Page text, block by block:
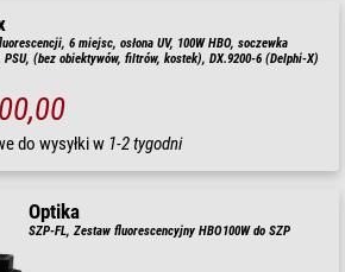
6 miejsc, osłona UV, 100W HBO, soczewka
(bez obiektywów, filtrów, kostek), DX.9200-6 (Delphi-X)
do wysyłki w 1-2 tygodni
Optika
SZP-FL, Zestaw fluorescencyjny HBO100W do SZP